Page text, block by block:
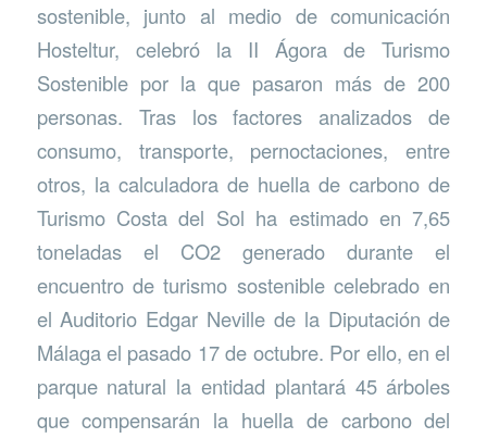
sostenible, junto al medio de comunicación
Hosteltur, celebró la II Ágora de Turismo
Sostenible por la que pasaron más de 200
personas. Tras los factores analizados de
consumo, transporte, pernoctaciones, entre
otros, la calculadora de huella de carbono de
Turismo Costa del Sol ha estimado en 7,65
toneladas el CO2 generado durante el
encuentro de turismo sostenible celebrado en
el Auditorio Edgar Neville de la Diputación de
Málaga el pasado 17 de octubre. Por ello, en el
parque natural la entidad plantará 45 árboles
que compensarán la huella de carbono del